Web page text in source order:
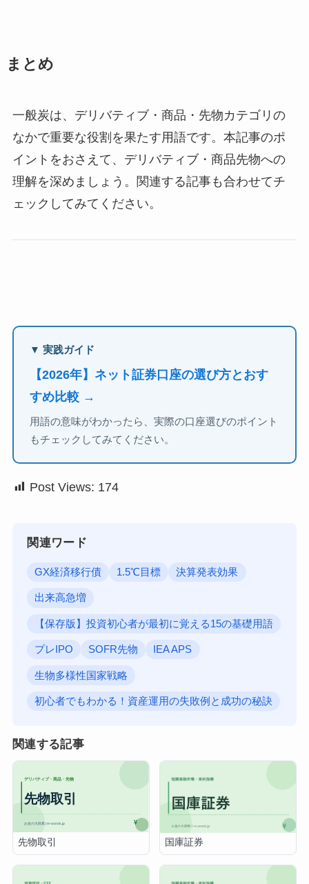
まとめ
一般炭は、デリバティブ・商品・先物カテゴリの
なかで重要な役割を果たす用語です。本記事のポ
イントをおさえて、デリバティブ・商品先物への
理解を深めましょう。関連する記事も合わせてチ
ェックしてみてください。
▼ 実践ガイド
【2026年】ネット証券口座の選び方とおす
すめ比較 →
用語の意味がわかったら、実際の口座選びのポイント
もチェックしてみてください。
Post Views: 174
関連ワード
GX経済移行債 1.5℃目標 決算発表効果
出来高急増
【保存版】投資初心者が最初に覚える15の基礎用語
プレIPO SOFR先物 IEA APS
生物多様性国家戦略
初心者でもわかる！資産運用の失敗例と成功の秘訣
関連する記事
先物取引 国庫証券